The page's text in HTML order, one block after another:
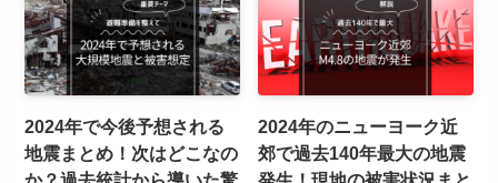
2024年で今後予想される
地震まとめ！次はどこなの
2024年のニューヨーク近
郊で過去140年最大の地震